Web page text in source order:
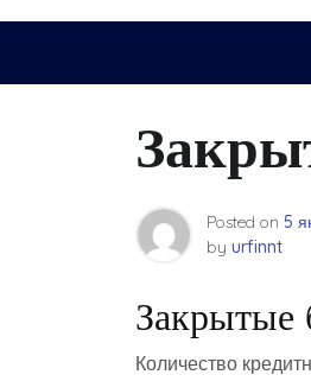
Posted on 5
by urfinnt
Закрытые
Количество